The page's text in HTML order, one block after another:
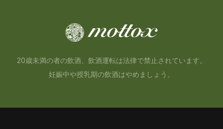
20歳未満の者の飲酒、飲酒運転は法律で禁止されています。
妊娠中や授乳期の飲酒はやめましょう。